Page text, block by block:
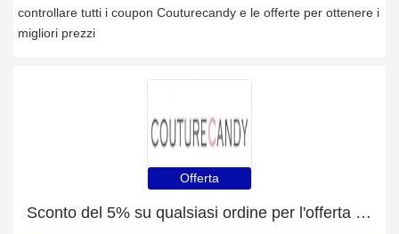
controllare tutti i coupon Couturecandy e le offerte per ottenere i
migliori prezzi
Offerta
Sconto del 5% su qualsiasi ordine per l'offerta speciale